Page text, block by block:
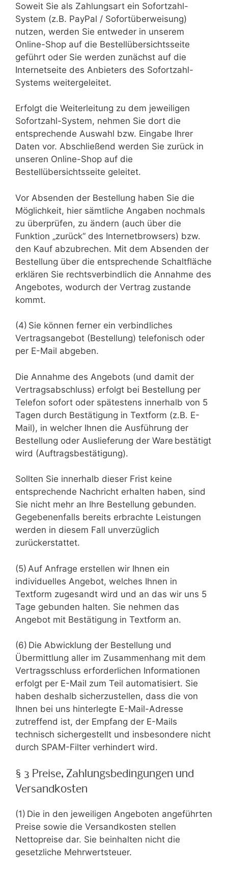
Soweit Sie als Zahlungsart ein Sofortzahl-
System (z.B. PayPal / Sofortüberweisung)
nutzen, werden Sie entweder in unserem
Online-Shop auf die Bestellübersichtsseite
geführt oder Sie werden zunächst auf die
Internetseite des Anbieters des Sofortzahl-
Systems weitergeleitet.
Erfolgt die Weiterleitung zu dem jeweiligen
Sofortzahl-System, nehmen Sie dort die
entsprechende Auswahl bzw. Eingabe Ihrer
Daten vor. Abschließend werden Sie zurück in
unseren Online-Shop auf die
Bestellübersichtsseite geleitet.
Vor Absenden der Bestellung haben Sie die
Möglichkeit, hier sämtliche Angaben nochmals
zu überprüfen, zu ändern (auch über die
Funktion „zurück“ des Internetbrowsers) bzw.
den Kauf abzubrechen. Mit dem Absenden der
Bestellung über die entsprechende Schaltfläche
erklären Sie rechtsverbindlich die Annahme des
Angebotes, wodurch der Vertrag zustande
kommt.
(4) Sie können ferner ein verbindliches
Vertragsangebot (Bestellung) telefonisch oder
per E-Mail abgeben.
Die Annahme des Angebots (und damit der
Vertragsabschluss) erfolgt bei Bestellung per
Telefon sofort oder spätestens innerhalb von 5
Tagen durch Bestätigung in Textform (z.B. E-
Mail), in welcher Ihnen die Ausführung der
Bestellung oder Auslieferung der Ware bestätigt
wird (Auftragsbestätigung).
Sollten Sie innerhalb dieser Frist keine
entsprechende Nachricht erhalten haben, sind
Sie nicht mehr an Ihre Bestellung gebunden.
Gegebenenfalls bereits erbrachte Leistungen
werden in diesem Fall unverzüglich
zurückerstattet.
(5) Auf Anfrage erstellen wir Ihnen ein
individuelles Angebot, welches Ihnen in
Textform zugesandt wird und an das wir uns 5
Tage gebunden halten. Sie nehmen das
Angebot mit Bestätigung in Textform an.
(6) Die Abwicklung der Bestellung und
Übermittlung aller im Zusammenhang mit dem
Vertragsschluss erforderlichen Informationen
erfolgt per E-Mail zum Teil automatisiert. Sie
haben deshalb sicherzustellen, dass die von
Ihnen bei uns hinterlegte E-Mail-Adresse
zutreffend ist, der Empfang der E-Mails
technisch sichergestellt und insbesondere nicht
durch SPAM-Filter verhindert wird.
§ 3 Preise, Zahlungsbedingungen und
Versandkosten
(1) Die in den jeweiligen Angeboten angeführten
Preise sowie die Versandkosten stellen
Nettopreise dar. Sie beinhalten nicht die
gesetzliche Mehrwertsteuer.